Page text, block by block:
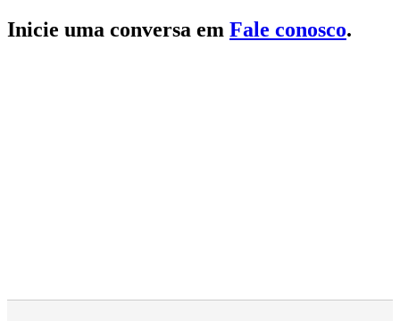
Inicie uma conversa em Fale conosco.